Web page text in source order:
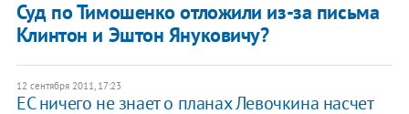
Суд по Тимошенко отложили из-за письма
Клинтон и Эштон Януковичу?
12 сентября 2011, 17:23
ЕС ничего не знает о планах Левочкина насчет